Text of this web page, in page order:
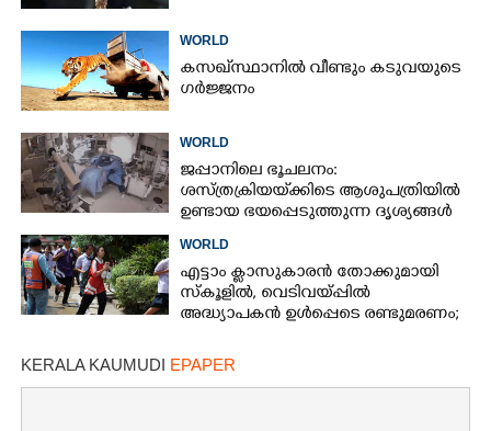
WORLD
കസഖ്‌സ്ഥാനിൽ വീണ്ടും കടുവയുടെ
ഗർജ്ജനം
WORLD
ജപ്പാനിലെ ഭൂചലനം:
ശസ്ത്രക്രിയ‌യ്‌ക്കി‌ടെ ആശുപത്രിയിൽ
ഉണ്ടായ ഭയപ്പെടുത്തുന്ന ദൃശ്യങ്ങൾ
WORLD
എട്ടാം ക്ളാസുകാരൻ തോക്കുമായി
സ്കൂളിൽ, വെടിവയ്പ്പിൽ
അദ്ധ്യാപകൻ ഉൾപ്പെടെ രണ്ടുമരണം;
KERALA KAUMUDI EPAPER